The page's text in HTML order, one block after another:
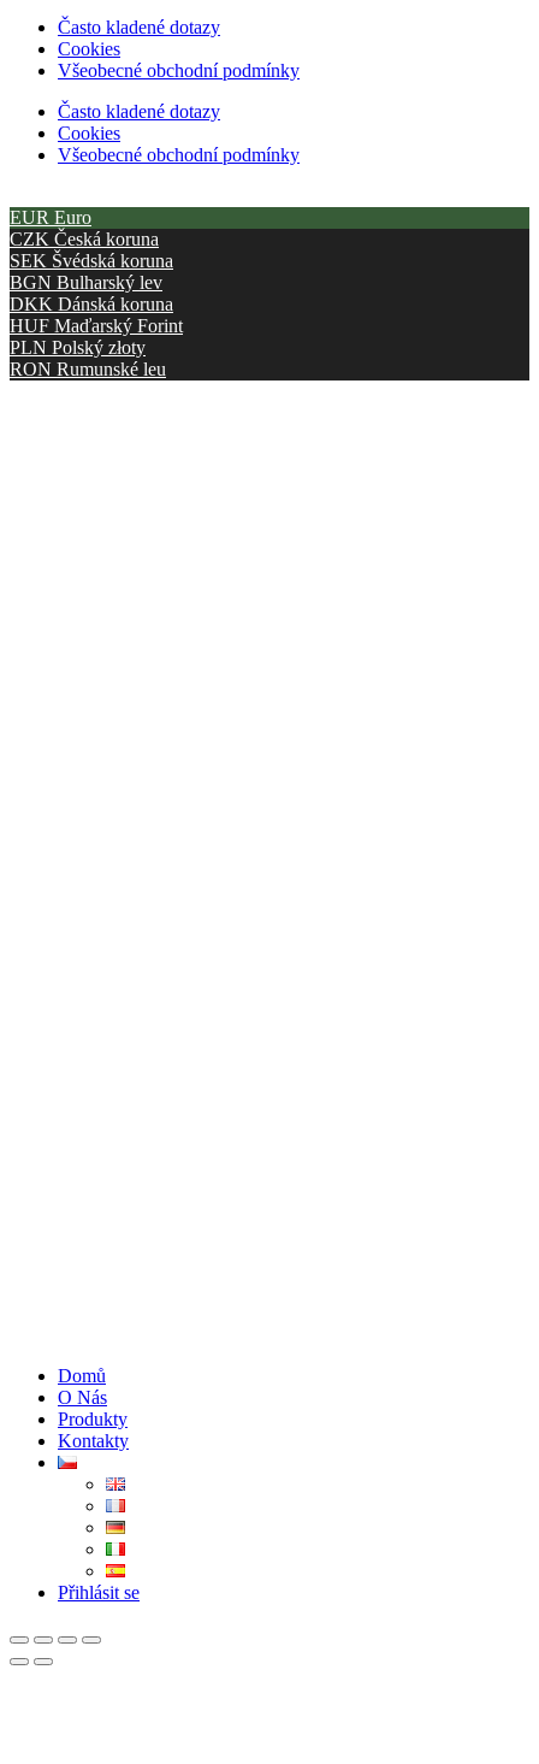
Často kladené dotazy
Cookies
Všeobecné obchodní podmínky
Často kladené dotazy
Cookies
Všeobecné obchodní podmínky
EUR Euro
CZK Česká koruna
SEK Švédská koruna
BGN Bulharský lev
DKK Dánská koruna
HUF Maďarský Forint
PLN Polský złoty
RON Rumunské leu
Domů
O Nás
Produkty
Kontakty
Přihlásit se